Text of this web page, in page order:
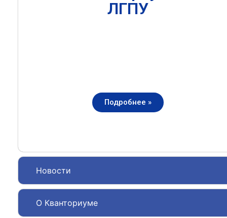
Новости
О Кванториуме
ЛГПУ
Подробнее »